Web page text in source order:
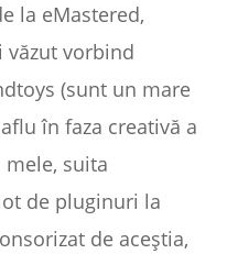
la eMastered,
văzut vorbind
(sunt un mare
în faza creativă a
suita
de pluginuri la
de aceștia,